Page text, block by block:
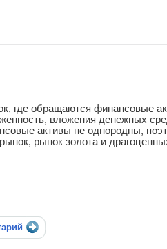
где обращаются финансовые
вложения денежных
активы не однородны,
рынок золота и